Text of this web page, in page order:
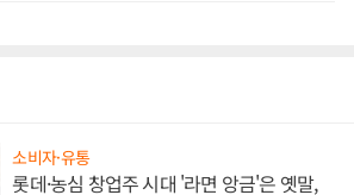
소비자·유통
롯데·농심 창업주 시대 '라면 앙금'은 옛말,